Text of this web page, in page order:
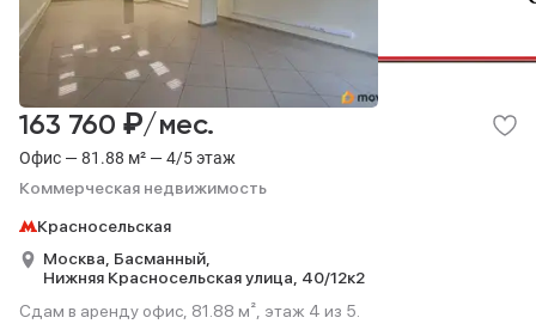
Офис — 81.88 м² — 4/5 этаж
Коммерческая недвижимость
163 760 ₽/мес.
Красносельская
Москва, Басманный,
Нижняя Красносельская улица, 40/12к2
Сдам в аренду офис, 81.88 м², этаж 4 из 5.